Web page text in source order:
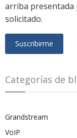
arriba
solicitado.
Categorías de
Grandstream
VoIP